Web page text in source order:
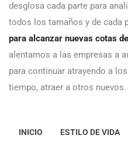
desglosa cada parte para
todos los tamaños y de cada
para alcanzar nuevas cotas
alentamos a las empresas a
para continuar atrayendo a
tiempo, atraer a otros nuevos.
INICIO ESTILO DE VIDA